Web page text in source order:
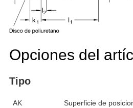
Opciones del
Tipo
AK
Superficie de